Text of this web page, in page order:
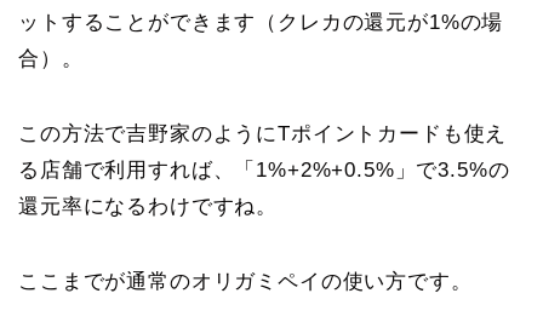
ットすることができます（クレカの還元が1%の場
合）。
この方法で吉野家のようにTポイントカードも使え
る店舗で利用すれば、「1%+2%+0.5%」で3.5%の
還元率になるわけですね。
ここまでが通常のオリガミペイの使い方です。